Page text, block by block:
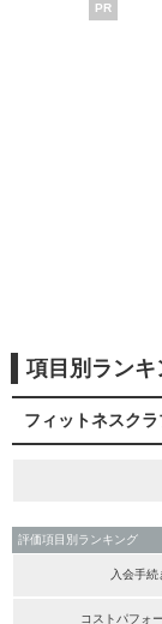
PR
項目別ランキ
フィットネスクラ
評価項目別ランキング
入会手続
コストパフォ